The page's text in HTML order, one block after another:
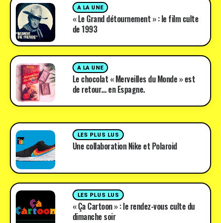
A LA UNE
« Le Grand détournement » : le film culte
de 1993
A LA UNE
Le chocolat « Merveilles du Monde » est
de retour… en Espagne.
LES PLUS LUS
Une collaboration Nike et Polaroid
LES PLUS LUS
« Ça Cartoon » : le rendez-vous culte du
dimanche soir